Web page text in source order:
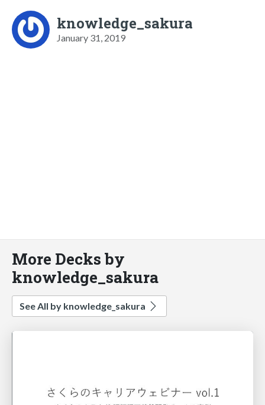
knowledge_sakura
January 31, 2019
More Decks by
knowledge_sakura
See All by knowledge_sakura